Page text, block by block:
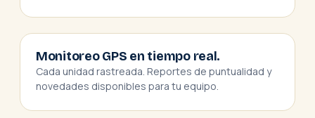
Monitoreo GPS en tiempo real.
Cada unidad rastreada. Reportes de puntualidad y
novedades disponibles para tu equipo.